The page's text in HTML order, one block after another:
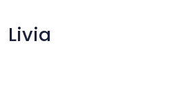
Livia